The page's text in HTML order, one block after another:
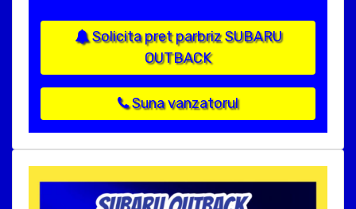
Solicita pret parbriz SUBARU
OUTBACK
Suna vanzatorul